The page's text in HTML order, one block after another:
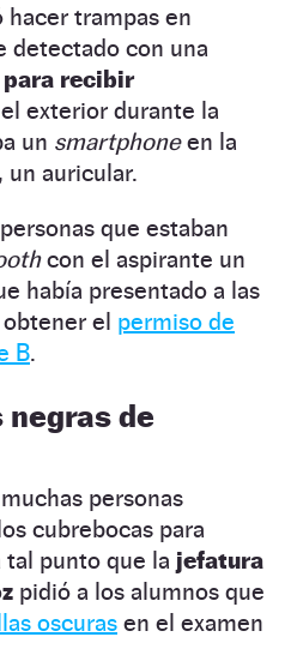
trampas en
detectado con una
recibir
exterior durante la
un smartphoneen la
un auricular.
que estaban
con el aspirante un
había presentado a las
el permiso de
B.
de
personas
cubrebocas para
tal punto que la jefatura
pidió a los alumnos que
oscuras en el examen